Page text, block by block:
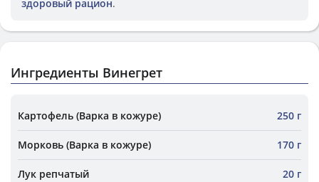
здоровый рацион.
Ингредиенты Винегрет
Картофель (Варка в кожуре) 250 г
Морковь (Варка в кожуре) 170 г
Лук репчатый 20 г